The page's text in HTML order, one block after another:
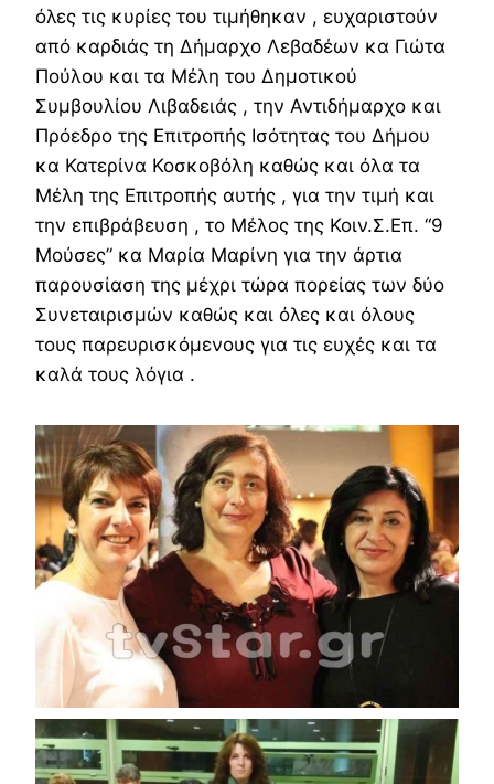
όλες τις κυρίες του τιμήθηκαν , ευχαριστούν
από καρδιάς τη Δήμαρχο Λεβαδέων κα Γιώτα
Πούλου και τα Μέλη του Δημοτικού
Συμβουλίου Λιβαδειάς , την Αντιδήμαρχο και
Πρόεδρο της Επιτροπής Ισότητας του Δήμου
κα Κατερίνα Κοσκοβόλη καθώς και όλα τα
Μέλη της Επιτροπής αυτής , για την τιμή και
την επιβράβευση , το Μέλος της Κοιν.Σ.Επ. “9
Μούσες” κα Μαρία Μαρίνη για την άρτια
παρουσίαση της μέχρι τώρα πορείας των δύο
Συνεταιρισμών καθώς και όλες και όλους
τους παρευρισκόμενους για τις ευχές και τα
καλά τους λόγια .